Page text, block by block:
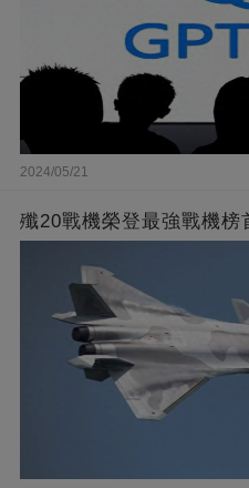
2024/05/21
殲20戰機榮登最強戰機榜